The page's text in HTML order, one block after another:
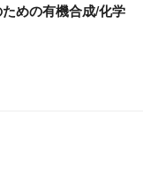
めの有機合成/化学